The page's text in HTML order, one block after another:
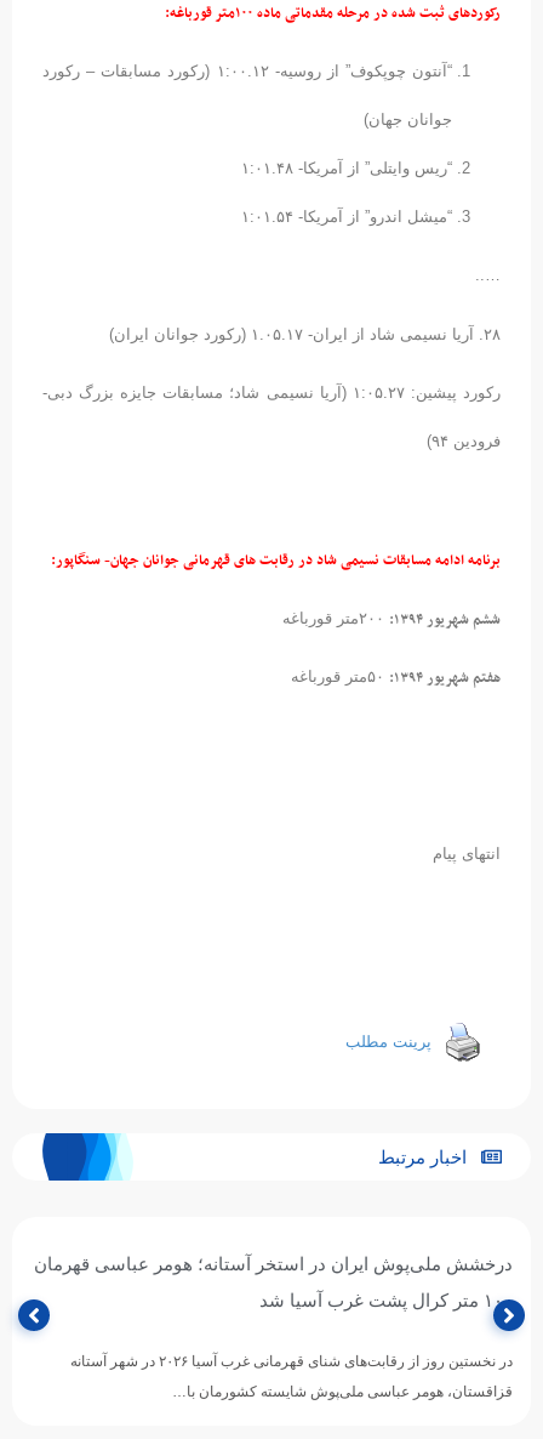
رکوردهای ثبت شده در مرحله مقدماتی ماده ۱۰۰متر قورباغه:
“آنتون چوپکوف” از روسیه- ۱:۰۰.۱۲ (رکورد مسابقات – رکورد
جوانان جهان)
“ریس وایتلی” از آمریکا- ۱:۰۱.۴۸
“میشل اندرو” از آمریکا- ۱:۰۱.۵۴
…..
۲۸. آریا نسیمی شاد از ایران- ۱.۰۵.۱۷ (رکورد جوانان ایران)
رکورد پیشین: ۱:۰۵.۲۷ (آریا نسیمی شاد؛ مسابقات جایزه بزرگ دبی-
فرودین ۹۴)
برنامه ادامه مسابقات نسیمی شاد در رقابت های قهرمانی جوانان جهان- سنگاپور:
ششم شهریور ۱۳۹۴: ۲۰۰متر قورباغه
هفتم شهریور ۱۳۹۴: ۵۰متر قورباغه
انتهای پیام
پرینت مطلب
اخبار مرتبط
درخشش ملی‌پوش ایران در استخر آستانه؛ هومر عباسی قهرمان
۱۰۰ متر کرال پشت غرب آسیا شد
در نخستین روز از رقابت‌های شنای قهرمانی غرب آسیا ۲۰۲۶ در شهر آستانه
قزاقستان، هومر عباسی ملی‌پوش شایسته کشورمان با…